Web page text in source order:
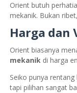
Orient butuh
mekanik. Bukan
Harga dan
Orient biasanya
mekanik di harga
Seiko punya
tapi pilihan sangat